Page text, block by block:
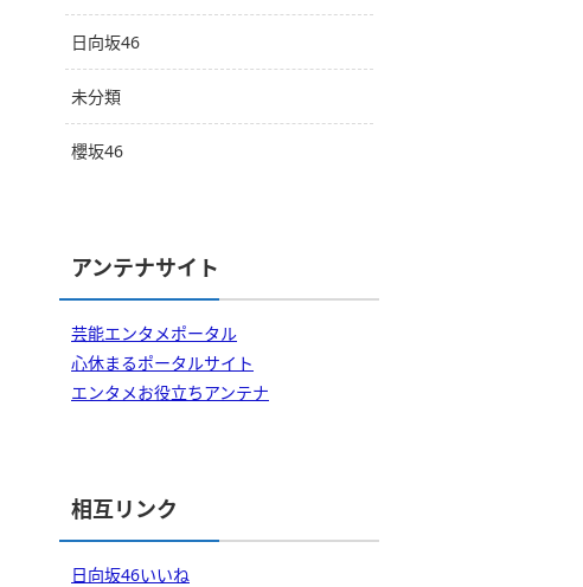
日向坂46
未分類
櫻坂46
アンテナサイト
芸能エンタメポータル
心休まるポータルサイト
エンタメお役立ちアンテナ
相互リンク
日向坂46いいね